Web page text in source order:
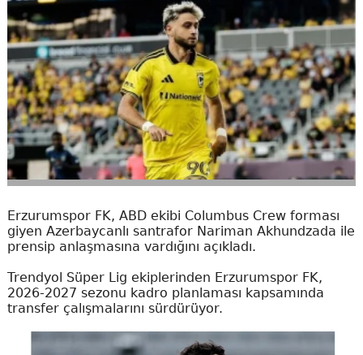
Erzurumspor FK, ABD ekibi Columbus Crew forması
giyen Azerbaycanlı santrafor Nariman Akhundzada ile
prensip anlaşmasına vardığını açıkladı.
Trendyol Süper Lig ekiplerinden Erzurumspor FK,
2026-2027 sezonu kadro planlaması kapsamında
transfer çalışmalarını sürdürüyor.